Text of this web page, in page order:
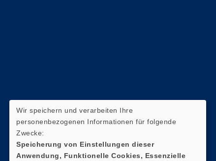
Wir speichern und verarbeiten Ihre
personenbezogenen Informationen für folgende
Zwecke:
Speicherung von Einstellungen dieser
Anwendung, Funktionelle Cookies, Essenzielle